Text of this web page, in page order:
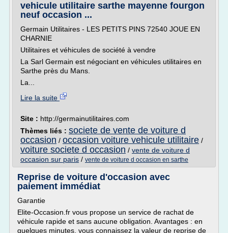
vehicule utilitaire sarthe mayenne fourgon
neuf occasion ...
Germain Utilitaires - LES PETITS PINS 72540 JOUE EN
CHARNIE
Utilitaires et véhicules de société à vendre
La Sarl Germain est négociant en véhicules utilitaires en
Sarthe près du Mans.
La...
Lire la suite
Site : http://germainutilitaires.com
Thèmes liés : societe de vente de voiture d
occasion / occasion voiture vehicule utilitaire /
voiture societe d occasion / vente de voiture d
occasion sur paris / vente de voiture d occasion en sarthe
Reprise de voiture d'occasion avec
paiement immédiat
Garantie
Elite-Occasion.fr vous propose un service de rachat de
véhicule rapide et sans aucune obligation. Avantages : en
quelques minutes, vous connaissez la valeur de reprise de